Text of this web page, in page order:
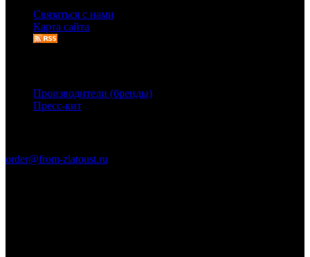
Связаться с нами
Карта сайта
Производители (бренды)
Пресс-кит
order@from-zlatoust.ru